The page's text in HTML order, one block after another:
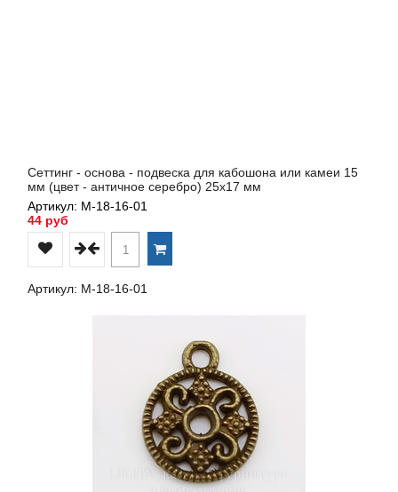
Сеттинг - основа - подвеска для кабошона или камеи 15
мм (цвет - античное серебро) 25х17 мм
Артикул: М-18-16-01
44 руб
Артикул: М-18-16-01